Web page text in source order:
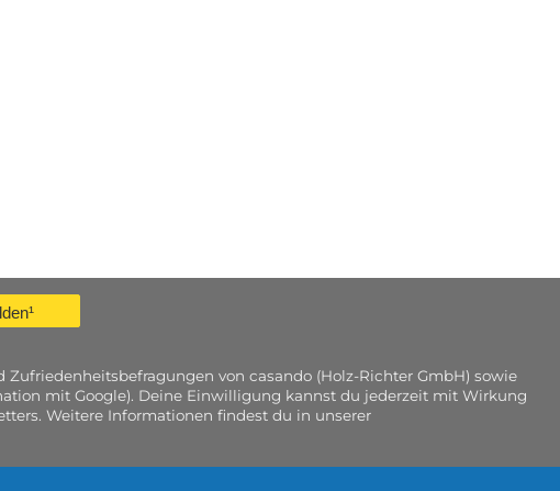
von casando (Holz-Richter GmbH) sowie
mit Google). Deine Einwilligung kannst du jederzeit mit Wirkung
Weitere Informationen findest du in unserer